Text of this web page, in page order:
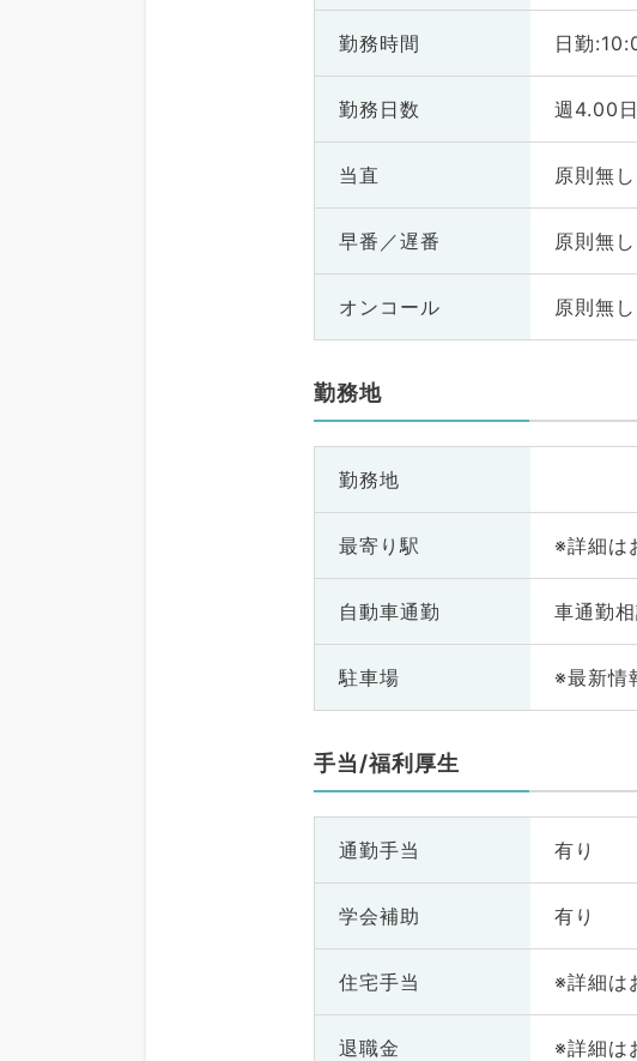
勤務時間 日勤
勤務日数 週4.00
当直 原則無し
早番／遅番 原則無し
オンコール 原則無し
勤務地
勤務地
最寄り駅 ※詳細は
自動車通勤 車通勤
駐車場 ※最新情
手当/福利厚生
通勤手当 有り
学会補助 有り
住宅手当 ※詳細は
退職金 ※詳細は